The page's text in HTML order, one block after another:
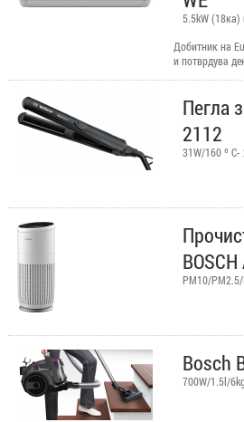
5.5kW (18ка)
Добитник на
и потврдува
стандарди.
гаранција за
гарантира
работат како
Пегла
2112
31W/160 º C-
PM10/
Bosch
700W/1.5l/